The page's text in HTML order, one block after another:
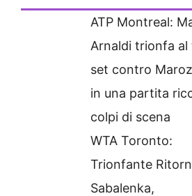
ATP Montreal:
Arnaldi trionfa al
set contro
in una partita
colpi di scena
WTA Toronto:
Trionfante
Sabalenka,